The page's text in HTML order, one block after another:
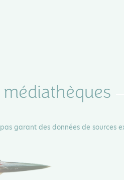
garant des données de sources